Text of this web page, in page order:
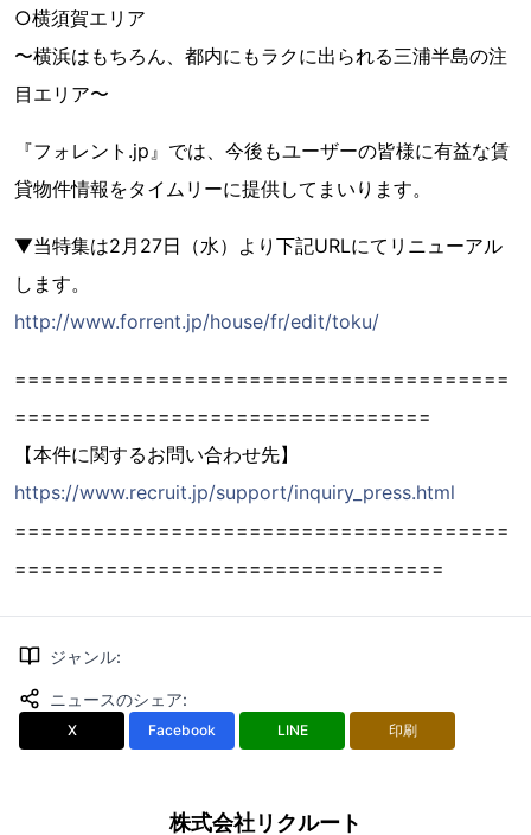
○横須賀エリア
〜横浜はもちろん、都内にもラクに出られる三浦半島の注
目エリア〜
『フォレント.jp』では、今後もユーザーの皆様に有益な賃
貸物件情報をタイムリーに提供してまいります。
▼当特集は2月27日（水）より下記URLにてリニューアル
します。
http://www.forrent.jp/house/fr/edit/toku/
======================================
================================
【本件に関するお問い合わせ先】
https://www.recruit.jp/support/inquiry_press.html
======================================
=================================
ジャンル:
ニュースのシェア:
X Facebook LINE 印刷
株式会社リクルート